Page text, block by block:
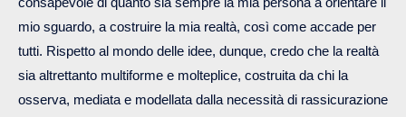
mio sguardo, a costruire la mia realtà, così come accade per
tutti. Rispetto al mondo delle idee, dunque, credo che la realtà
sia altrettanto multiforme e molteplice, costruita da chi la
osserva, mediata e modellata dalla necessità di rassicurazione